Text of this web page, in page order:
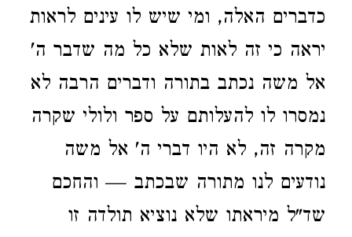
כדברים האלה, ומי שיש לו עינים לראות
יראה כי זה לאות שלא כל מה שדבר ה'
אל משה נכתב בתורה ודברים הרבה לא
נמסרו לו להעלותם על ספר ולולי שקרה
מקרה זה, לא היו דברי ה' אל משה
נודעים לנו מתורה שבכתב — והחכם
שד"ל מיראתו שלא נוציא תולדה זו